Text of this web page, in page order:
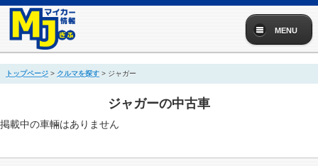
MENU
トップページ > クルマを探す > ジャガー
ジャガーの中古車
掲載中の車輛はありません